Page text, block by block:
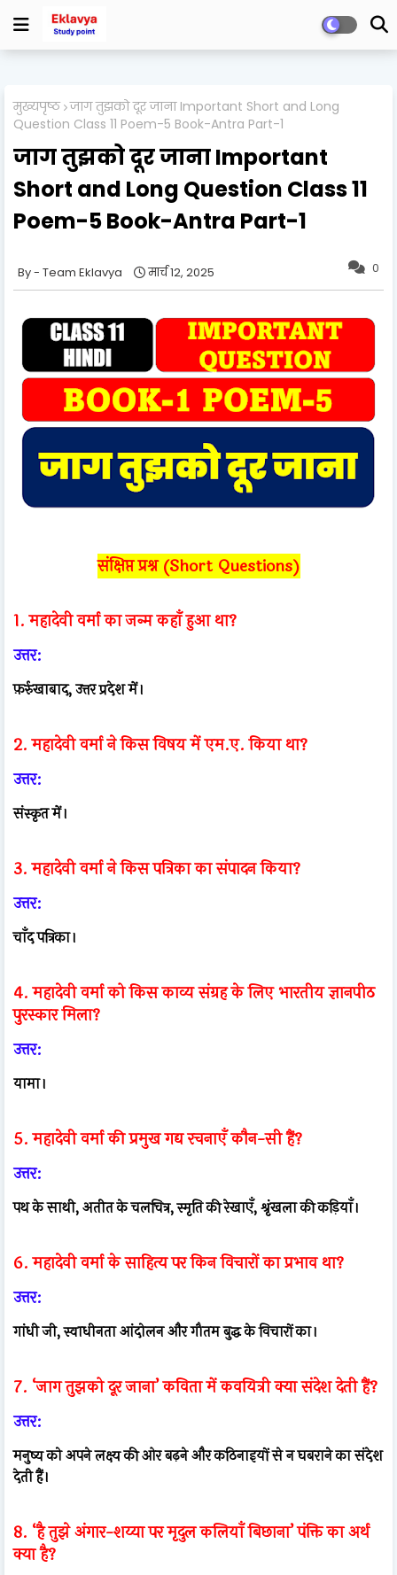
मुख्यपृष्ठ जाग तुझको दूर जाना Important Short and Long
Question Class 11 Poem-5 Book-Antra Part-1
जाग तुझको दूर जाना Important
Short and Long Question Class 11
Poem-5 Book-Antra Part-1
0
Team Eklavya मार्च 12, 2025
संक्षिप्त प्रश्न (Short Questions)
1. महादेवी वर्मा का जन्म कहाँ हुआ था?
उत्तर:
फ़र्रुखाबाद, उत्तर प्रदेश में।
2. महादेवी वर्मा ने किस विषय में एम.ए. किया था?
उत्तर:
संस्कृत में।
3. महादेवी वर्मा ने किस पत्रिका का संपादन किया?
उत्तर:
चाँद पत्रिका।
4. महादेवी वर्मा को किस काव्य संग्रह के लिए भारतीय ज्ञानपीठ
पुरस्कार मिला?
उत्तर:
यामा।
5. महादेवी वर्मा की प्रमुख गद्य रचनाएँ कौन-सी हैं?
उत्तर:
पथ के साथी, अतीत के चलचित्र, स्मृति की रेखाएँ, श्रृंखला की कड़ियाँ।
6. महादेवी वर्मा के साहित्य पर किन विचारों का प्रभाव था?
उत्तर:
गांधी जी, स्वाधीनता आंदोलन और गौतम बुद्ध के विचारों का।
7. ‘जाग तुझको दूर जाना’ कविता में कवयित्री क्या संदेश देती हैं?
उत्तर:
मनुष्य को अपने लक्ष्य की ओर बढ़ने और कठिनाइयों से न घबराने का संदेश
देती हैं।
8. ‘है तुझे अंगार-शय्या पर मृदुल कलियाँ बिछाना’ पंक्ति का अर्थ
क्या है?